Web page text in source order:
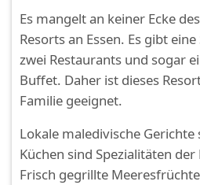
Es mangelt an keiner Ecke
Resorts an Essen. Es gibt eine
zwei Restaurants und sogar
Buffet. Daher ist dieses
Familie geeignet.
Lokale maledivische
Küchen sind Spezialitäten der
Frisch gegrillte